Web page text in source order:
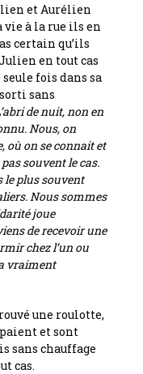
et Aurélien
vie à la rue ils en
certain qu’ils
en tout cas
fois dans sa
sans
de nuit, non en
Nous, on
où on se connait et
souvent le cas.
le plus souvent
Nous sommes
joue
de recevoir une
chez l’un ou
vraiment
une roulotte,
paient et sont
sans chauffage
cas.